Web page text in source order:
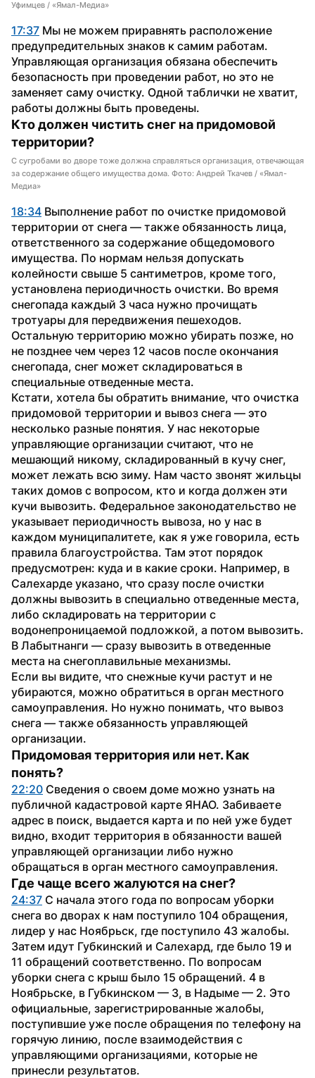
Уфимцев / «Ямал-Медиа»
17:37 Мы не можем приравнять расположение
предупредительных знаков к самим работам.
Управляющая организация обязана обеспечить
безопасность при проведении работ, но это не
заменяет саму очистку. Одной таблички не хватит,
работы должны быть проведены.
Кто должен чистить снег на придомовой
территории?
С сугробами во дворе тоже должна справляться организация, отвечающая
за содержание общего имущества дома. Фото: Андрей Ткачев / «Ямал-
Медиа»
18:34 Выполнение работ по очистке придомовой
территории от снега — также обязанность лица,
ответственного за содержание общедомового
имущества. По нормам нельзя допускать
колейности свыше 5 сантиметров, кроме того,
установлена периодичность очистки. Во время
снегопада каждый 3 часа нужно прочищать
тротуары для передвижения пешеходов.
Остальную территорию можно убирать позже, но
не позднее чем через 12 часов после окончания
снегопада, снег может складироваться в
специальные отведенные места.
Кстати, хотела бы обратить внимание, что очистка
придомовой территории и вывоз снега — это
несколько разные понятия. У нас некоторые
управляющие организации считают, что не
мешающий никому, складированный в кучу снег,
может лежать всю зиму. Нам часто звонят жильцы
таких домов с вопросом, кто и когда должен эти
кучи вывозить. Федеральное законодательство не
указывает периодичность вывоза, но у нас в
каждом муниципалитете, как я уже говорила, есть
правила благоустройства. Там этот порядок
предусмотрен: куда и в какие сроки. Например, в
Салехарде указано, что сразу после очистки
должны вывозить в специально отведенные места,
либо складировать на территории с
водонепроницаемой подложкой, а потом вывозить.
В Лабытнанги — сразу вывозить в отведенные
места на снегоплавильные механизмы.
Если вы видите, что снежные кучи растут и не
убираются, можно обратиться в орган местного
самоуправления. Но нужно понимать, что вывоз
снега — также обязанность управляющей
организации.
Придомовая территория или нет. Как
понять?
22:20 Сведения о своем доме можно узнать на
публичной кадастровой карте ЯНАО. Забиваете
адрес в поиск, выдается карта и по ней уже будет
видно, входит территория в обязанности вашей
управляющей организации либо нужно
обращаться в орган местного самоуправления.
Где чаще всего жалуются на снег?
24:37 С начала этого года по вопросам уборки
снега во дворах к нам поступило 104 обращения,
лидер у нас Ноябрьск, где поступило 43 жалобы.
Затем идут Губкинский и Салехард, где было 19 и
11 обращений соответственно. По вопросам
уборки снега с крыш было 15 обращений. 4 в
Ноябрьске, в Губкинском — 3, в Надыме — 2. Это
официальные, зарегистрированные жалобы,
поступившие уже после обращения по телефону на
горячую линию, после взаимодействия с
управляющими организациями, которые не
принесли результатов.